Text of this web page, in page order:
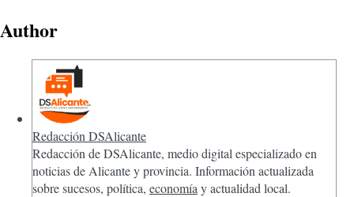
Author
Redacción DSAlicante
Redacción de DSAlicante, medio digital especializado en
noticias de Alicante y provincia. Información actualizada
sobre sucesos, política, economía y actualidad local.